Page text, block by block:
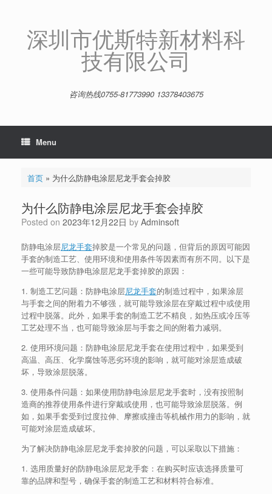
深圳市优斯特新材料科
技有限公司
咨询热线0755-81773990 13378403675
Menu
首页» 为什么防静电涂层尼龙手套会掉胶
为什么防静电涂层尼龙手套会掉胶
Posted on 2023年12月22日 by Adminsoft
防静电涂层尼龙手套掉胶是一个常见的问题，但背后的原因可能因
手套的制造工艺、使用环境和使用条件等因素而有所不同。以下是
一些可能导致防静电涂层尼龙手套掉胶的原因：
1. 制造工艺问题：防静电涂层尼龙手套的制造过程中，如果涂层
与手套之间的附着力不够强，就可能导致涂层在穿戴过程中或使用
过程中脱落。此外，如果手套的制造工艺不精良，如热压或冷压等
工艺处理不当，也可能导致涂层与手套之间的附着力减弱。
2. 使用环境问题：防静电涂层尼龙手套在使用过程中，如果受到
高温、高压、化学腐蚀等恶劣环境的影响，就可能对涂层造成破
坏，导致涂层脱落。
3. 使用条件问题：如果使用防静电涂层尼龙手套时，没有按照制
造商的推荐使用条件进行穿戴或使用，也可能导致涂层脱落。例
如，如果手套受到过度拉伸、摩擦或撞击等机械作用力的影响，就
可能对涂层造成破坏。
为了解决防静电涂层尼龙手套掉胶的问题，可以采取以下措施：
1. 选用质量好的防静电涂层尼龙手套：在购买时应该选择质量可
靠的品牌和型号，确保手套的制造工艺和材料符合标准。